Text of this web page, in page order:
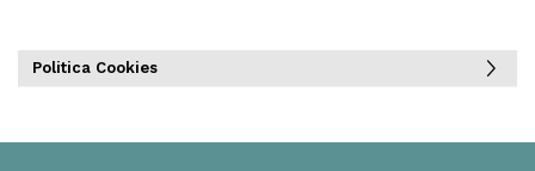
Politica Cookies